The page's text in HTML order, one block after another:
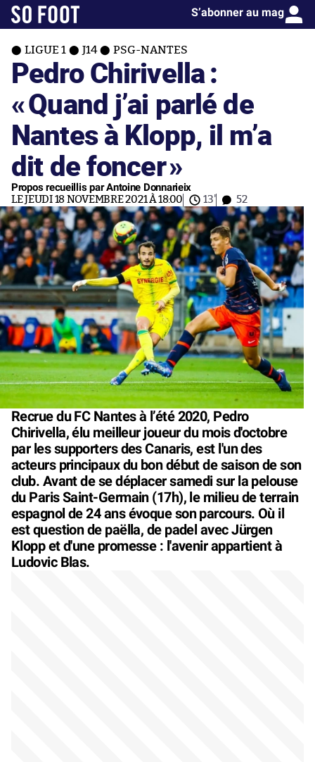
S’abonner au mag
LIGUE 1 J14 PSG-NANTES
Pedro Chirivella :
«Quand j’ai parlé de
Nantes à Klopp, il m’a
dit de foncer»
Propos recueillis par Antoine Donnarieix
LE JEUDI 18 NOVEMBRE 2021 À 18:00 13' 52
Recrue du FC Nantes à l’été 2020, Pedro
Chirivella, élu meilleur joueur du mois d'octobre
par les supporters des Canaris, est l'un des
acteurs principaux du bon début de saison de son
club. Avant de se déplacer samedi sur la pelouse
du Paris Saint-Germain (17h), le milieu de terrain
espagnol de 24 ans évoque son parcours. Où il
est question de paëlla, de padel avec Jürgen
Klopp et d'une promesse : l'avenir appartient à
Ludovic Blas.